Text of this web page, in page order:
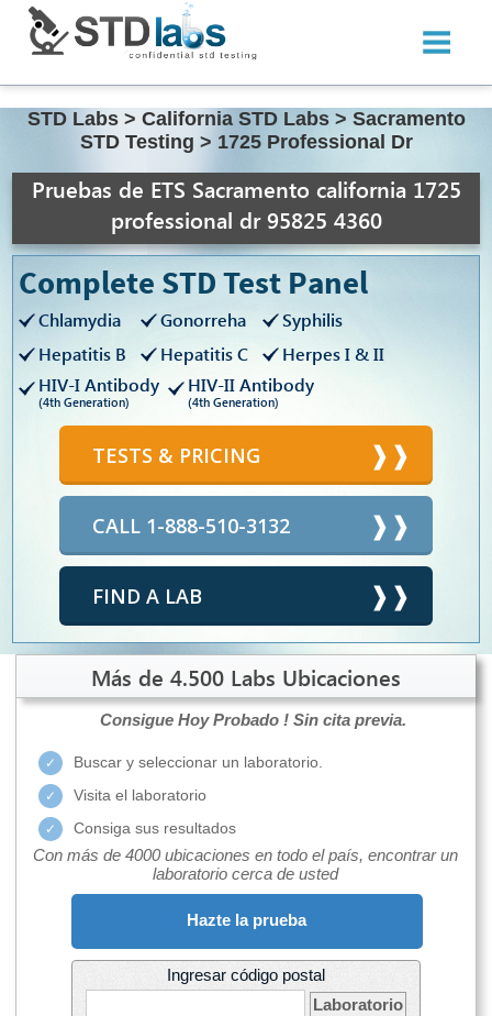
STD Labs > California STD Labs > Sacramento
STD Testing > 1725 Professional Dr
Pruebas de ETS Sacramento california 1725
professional dr 95825 4360
Complete STD Test Panel
Chlamydia Gonorreha
Syphilis
Hepatitis B
Hepatitis C
Herpes I & II
HIV-I Antibody
(4th Generation)
HIV-II Antibody
(4th Generation)
TESTS & PRICING
CALL 1-888-510-3132
FIND A LAB
Más de 4.500 Labs Ubicaciones
Consigue Hoy Probado ! Sin cita previa.
Buscar y seleccionar un laboratorio.
Visita el laboratorio
Consiga sus resultados
Con más de 4000 ubicaciones en todo el país, encontrar un
laboratorio cerca de usted
Hazte la prueba
Ingresar código postal
Laboratorio